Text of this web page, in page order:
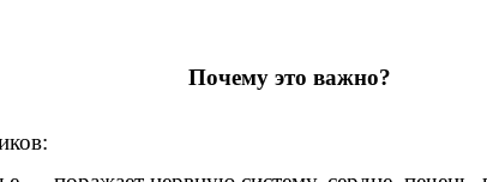
Почему это важно?